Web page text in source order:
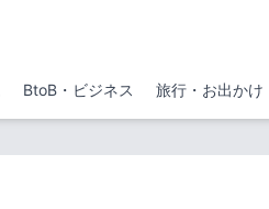
BtoB・ビジネス 旅行・お出かけ